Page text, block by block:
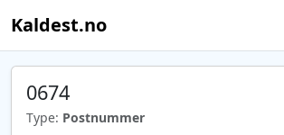
Kaldest.no
0674
Type: Postnummer